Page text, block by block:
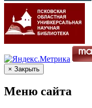
× Закрыть
Меню сайта